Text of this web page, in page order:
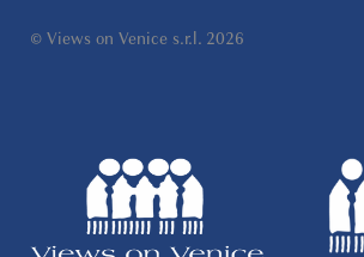
© Views on Venice s.r.l. 2026